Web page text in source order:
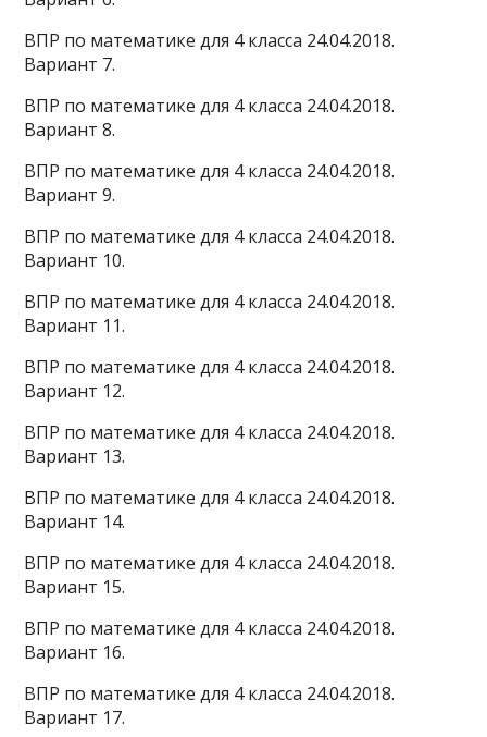
ВПР по математике для 4 класса 24.04.2018.
Вариант 7.
ВПР по математике для 4 класса 24.04.2018.
Вариант 8.
ВПР по математике для 4 класса 24.04.2018.
Вариант 9.
ВПР по математике для 4 класса 24.04.2018.
Вариант 10.
ВПР по математике для 4 класса 24.04.2018.
Вариант 11.
ВПР по математике для 4 класса 24.04.2018.
Вариант 12.
ВПР по математике для 4 класса 24.04.2018.
Вариант 13.
ВПР по математике для 4 класса 24.04.2018.
Вариант 14.
ВПР по математике для 4 класса 24.04.2018.
Вариант 15.
ВПР по математике для 4 класса 24.04.2018.
Вариант 16.
ВПР по математике для 4 класса 24.04.2018.
Вариант 17.